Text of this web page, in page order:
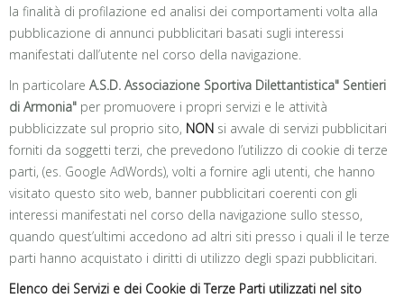
la finalità di profilazione ed analisi dei comportamenti volta alla
pubblicazione di annunci pubblicitari basati sugli interessi
manifestati dall’utente nel corso della navigazione.
In particolare A.S.D. Associazione Sportiva Dilettantistica" Sentieri
di Armonia" per promuovere i propri servizi e le attività
pubblicizzate sul proprio sito, NON si avvale di servizi pubblicitari
forniti da soggetti terzi, che prevedono l’utilizzo di cookie di terze
parti, (es. Google AdWords), volti a fornire agli utenti, che hanno
visitato questo sito web, banner pubblicitari coerenti con gli
interessi manifestati nel corso della navigazione sullo stesso,
quando quest’ultimi accedono ad altri siti presso i quali il le terze
parti hanno acquistato i diritti di utilizzo degli spazi pubblicitari.
Elenco dei Servizi e dei Cookie di Terze Parti utilizzati nel sito